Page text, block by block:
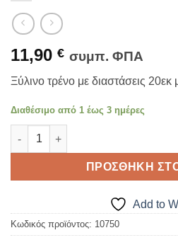
11,90 € συμπ. ΦΠΑ
Ξύλινο τρένο με διαστάσεις
Διαθέσιμο από 1 έως 3 ημέρες
ΞΥΛΙΝΟ ΤΡΕΝΟ ποσότητα
ΠΡΟΣΘΉΚΗ
Add to
Κωδικός προϊόντος: 10750